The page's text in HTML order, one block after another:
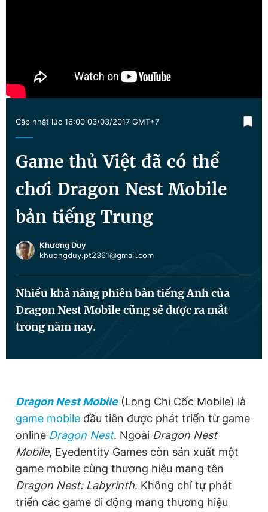
Chào ngày mới Tin 24h
Sản phẩm khác
Tiện ích Bạn cần biết
Thông tin tòa soạn Liên hệ quảng cáo
Theo dõi báo trên
Hotline
0906 645 777
Liên hệ quảng cáo
0908 780 404
Đặt báo Quảng cáo Tòa soạn Chính sách bảo
Cập nhật lúc 16:00 03/03/2017 GMT+7
Game thủ Việt đã có thể
chơi Dragon Nest Mobile
bản tiếng Trung
Khương Duy
khuongduy.pt2361@gmail.com
Nhiều khả năng phiên bản tiếng Anh của
Dragon Nest Mobile cũng sẽ được ra mắt
trong năm nay.
Dragon Nest Mobile(Long Chi Cốc Mobile) là
game mobile đầu tiên được phát triển từ game
online Dragon Nest. Ngoài Dragon Nest
Mobile, Eyedentity Games còn sản xuất một
game mobile cùng thương hiệu mang tên
Dragon Nest: Labyrinth. Không chỉ tự phát
triển các game di động mang thương hiệu